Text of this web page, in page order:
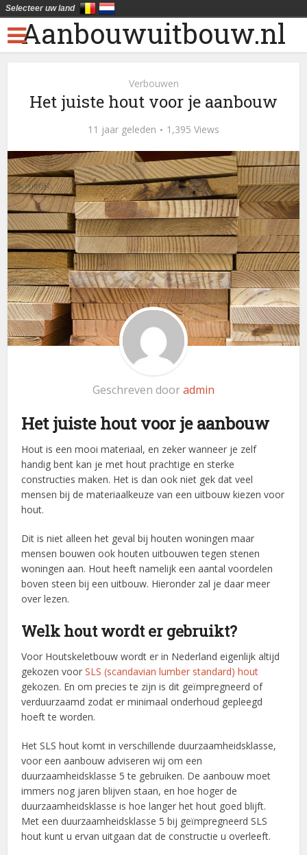
Aanbouwuitbouw.nl
Verbouwen
Het juiste hout voor je aanbouw
11 jaar geleden 1,395 Views
Geschreven dooradmin
Het juiste hout voor je aanbouw
Hout is een mooi materiaal, en zeker wanneer je zelf
handig bent kan je met hout prachtige en sterke
constructies maken. Het is dan ook niet gek dat veel
mensen bij de materiaalkeuze van een uitbouw kiezen voor
hout.
Dit is niet alleen het geval bij houten woningen maar
mensen bouwen ook houten uitbouwen tegen stenen
woningen aan. Hout heeft namelijk een aantal voordelen
boven steen bij een uitbouw. Hieronder zal je daar meer
over lezen.
Welk hout wordt er gebruikt?
Voor Houtskeletbouw wordt er in Nederland eigenlijk altijd
gekozen voorSLS (scandavian lumber standard) hout
gekozen. En om precies te zijn is dit geïmpregneerd of
verduurzaamd zodat er minimaal onderhoud gepleegd
hoeft te worden.
Het SLS hout komt in verschillende duurzaamheidsklasse,
voor een aanbouw adviseren wij om een
duurzaamheidsklasse 5 te gebruiken. De aanbouw moet
immers nog jaren blijven staan, en hoe hoger de
duurzaamheidsklasse is hoe langer het hout goed blijft.
Met een duurzaamheidsklasse 5 bij geïmpregneerd SLS
hout kunt u ervan uitgaan dat de constructie u overleeft.
Selecteer uw land